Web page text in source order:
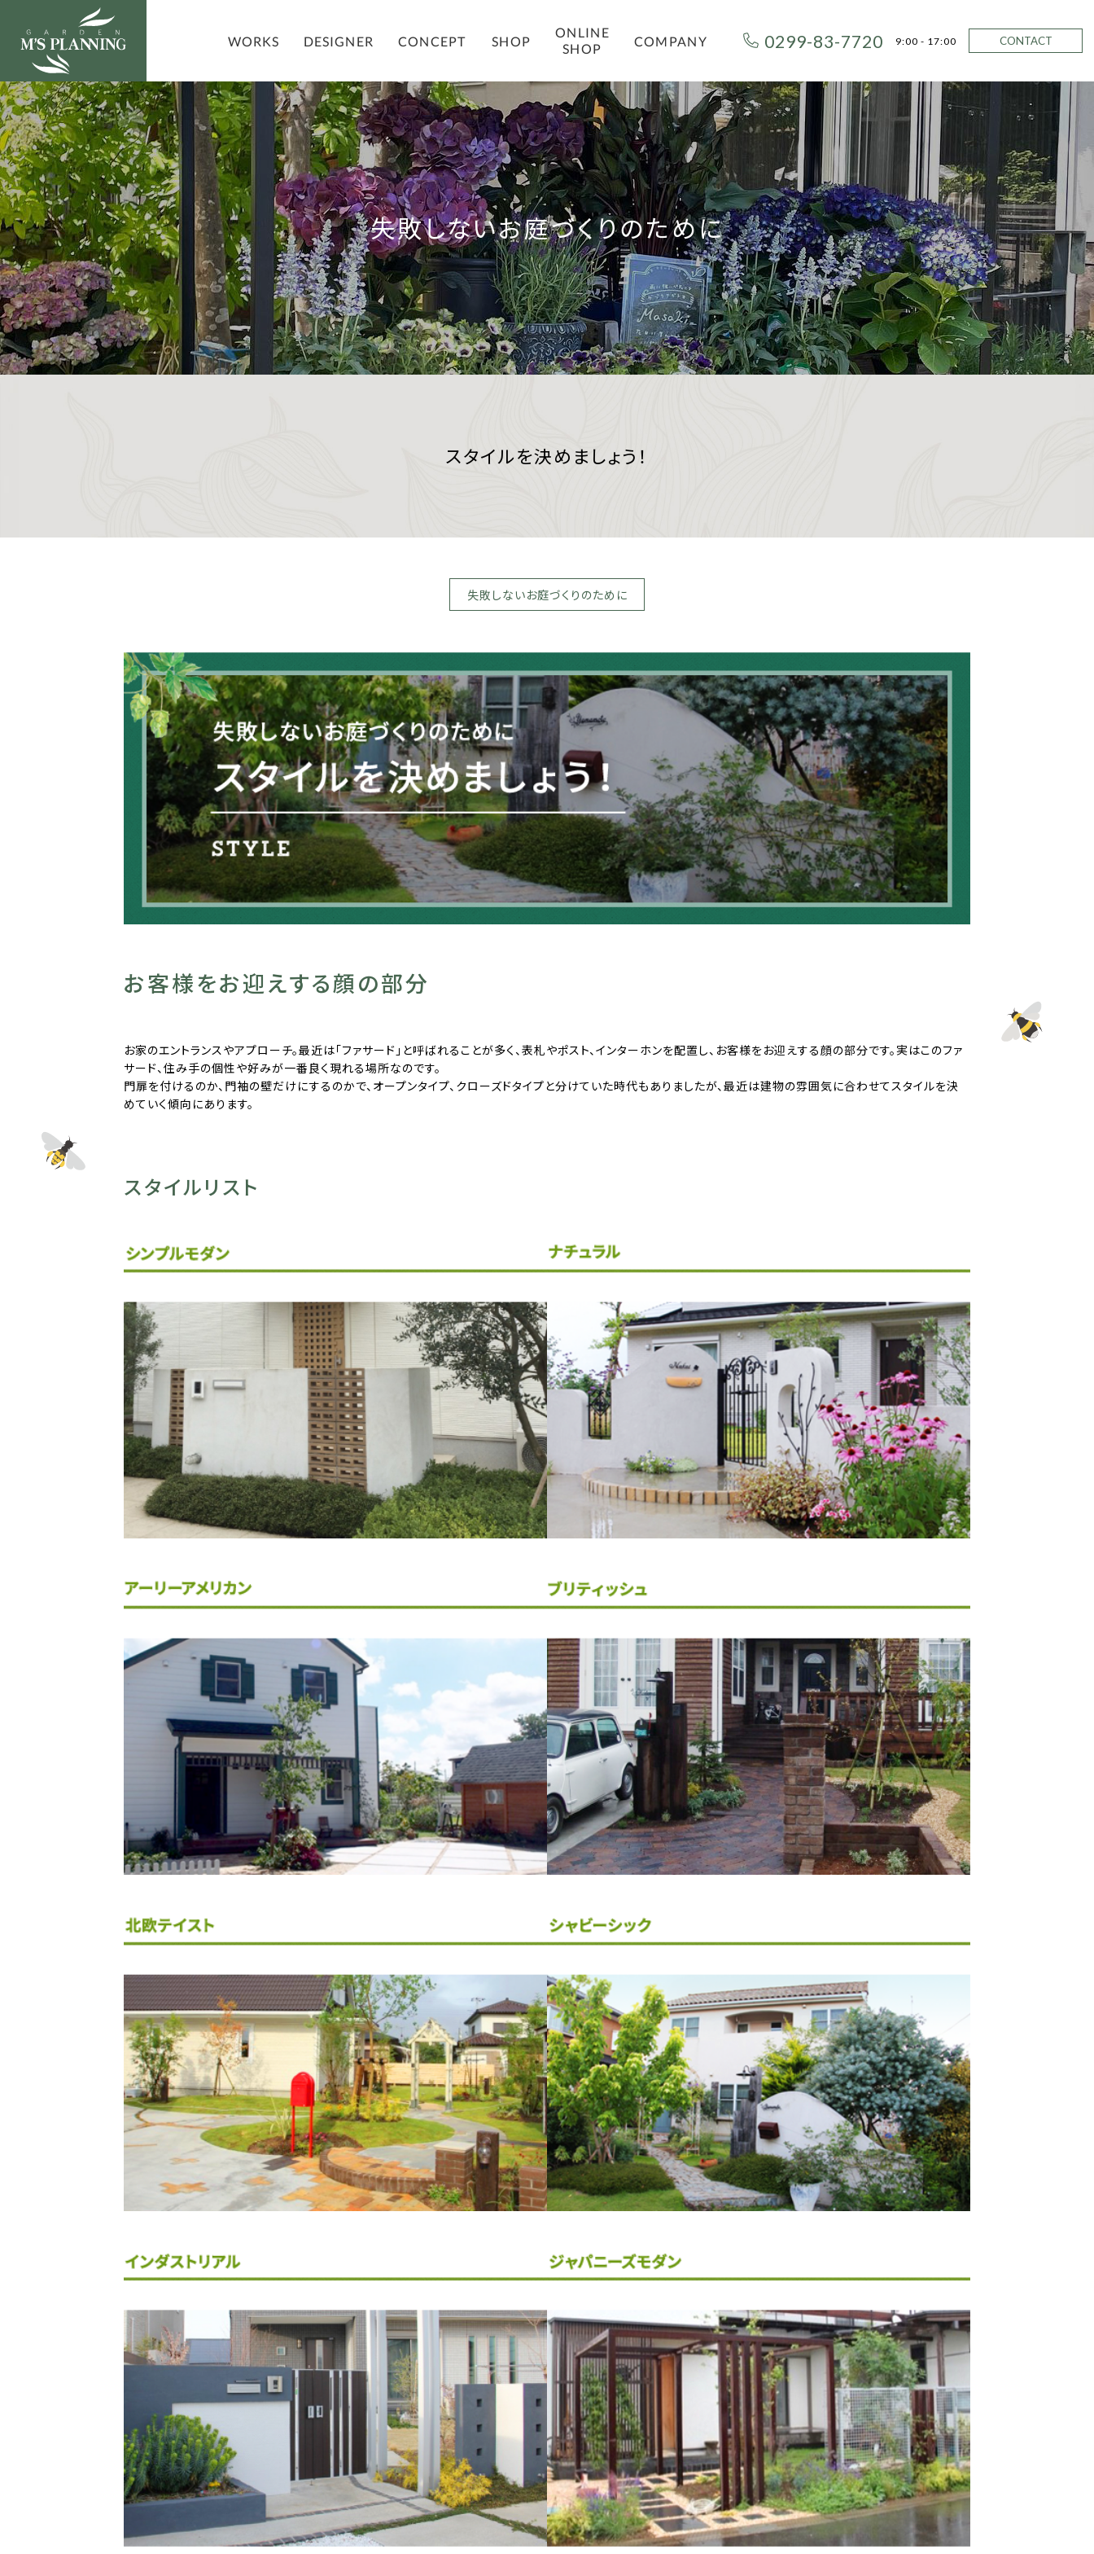
WORKS DESIGNER CONCEPT SHOP
ONLINE
SHOP COMPANY 0299-83-7720 9:00 - 17:00 CONTACT
失敗しないお庭づくりのために
スタイルを決めましょう！
失敗しないお庭づくりのために
お客様をお迎えする顔の部分
お家のエントランスやアプローチ。最近は「ファサード」と呼ばれることが多く、表札やポスト、インターホンを配置し、お客様をお迎えする顔の部分です。実はこのファ
サード、住み手の個性や好みが一番良く現れる場所なのです。
門扉を付けるのか、門袖の壁だけにするのかで、オープンタイプ、クローズドタイプと分けていた時代もありましたが、最近は建物の雰囲気に合わせてスタイルを決
めていく傾向にあります。
スタイルリスト